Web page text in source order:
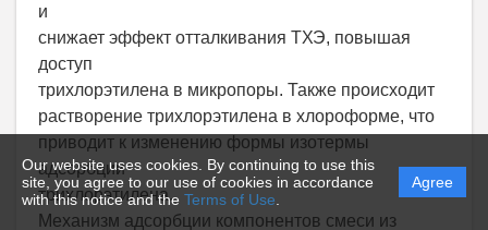
Our website uses cookies. By continuing to use this
site, you agree to our use of cookies in accordance
with this notice and the Terms of Use
Agree
и
снижает эффект отталкивания ТХЭ, повышая
доступ
трихлорэтилена в микропоры. Также происходит
растворение трихлорэтилена в хлороформе, что
приводит к изменению формы изотермы
адсорбции
трихлорэтилена.
Механизм адсорбции компонентов смеси из